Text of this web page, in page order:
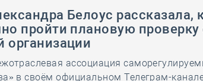
Белоус рассказала,
пройти плановую проверку
организации
ассоциация
в своём официальном Телеграм-